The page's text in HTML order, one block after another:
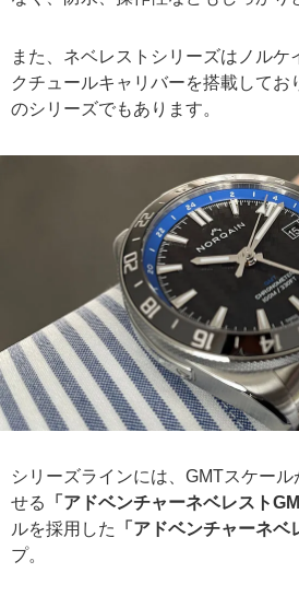
また、ネベレストシリーズはノルケ
クチュールキャリバーを搭載してお
のシリーズでもあります。
シリーズラインには、GMTスケー
せる
「アドベンチャーネベレスト
ルを採用した
「アドベンチャーネベ
プ。